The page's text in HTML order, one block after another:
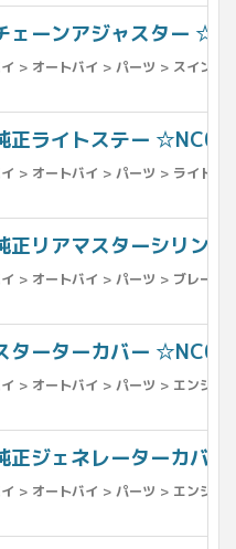
ェーンアジャスター
> オートバイ > パーツ > スイング
正ライトステー
> オートバイ > パーツ > ライト
正リアマスターシリン
> オートバイ > パーツ > ブレーキ
ターターカバー
> オートバイ > パーツ > エンジン
正ジェネレーターカバ
> オートバイ > パーツ > エンジン